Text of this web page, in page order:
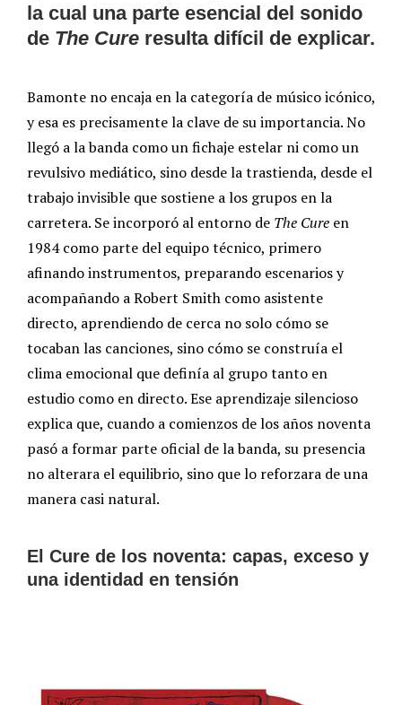
la cual una parte esencial del sonido
de The Cure resulta difícil de explicar.
Bamonte no encaja en la categoría de músico icónico,
y esa es precisamente la clave de su importancia. No
llegó a la banda como un fichaje estelar ni como un
revulsivo mediático, sino desde la trastienda, desde el
trabajo invisible que sostiene a los grupos en la
carretera. Se incorporó al entorno de The Cure en
1984 como parte del equipo técnico, primero
afinando instrumentos, preparando escenarios y
acompañando a Robert Smith como asistente
directo, aprendiendo de cerca no solo cómo se
tocaban las canciones, sino cómo se construía el
clima emocional que definía al grupo tanto en
estudio como en directo. Ese aprendizaje silencioso
explica que, cuando a comienzos de los años noventa
pasó a formar parte oficial de la banda, su presencia
no alterara el equilibrio, sino que lo reforzara de una
manera casi natural.
El Cure de los noventa: capas, exceso y
una identidad en tensión